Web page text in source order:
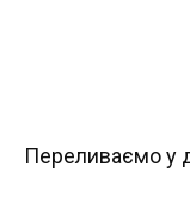
Переливаємо у